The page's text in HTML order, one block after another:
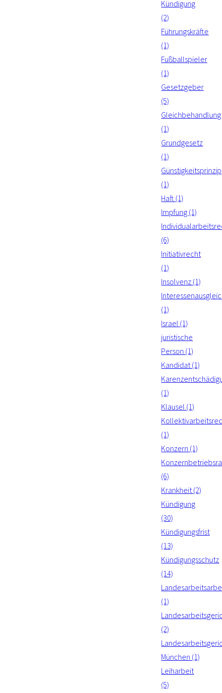
Kündigung
(2)
Führungskräfte
(1)
Fußballspieler
(1)
Gesetzgeber
(5)
Gleichbehandlung
(1)
Grundgesetz
(1)
Günstigkeitsprinzip
(1)
Haft (1)
Impfung (1)
(6)
Initiativrecht
(1)
Insolvenz (1)
(1)
Israel (1)
juristische
Person (1)
Kandidat (1)
(1)
Klausel (1)
(1)
Konzern (1)
(6)
Krankheit (2)
Kündigung
(30)
Kündigungsfrist
(13)
Kündigungsschutz
(14)
(1)
(2)
München (1)
Leiharbeit
(5)